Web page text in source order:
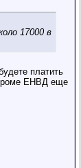
17000 в
платить
ЕНВД еще